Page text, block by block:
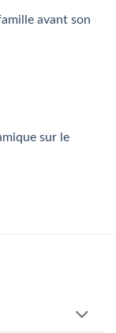
avant son
sur le